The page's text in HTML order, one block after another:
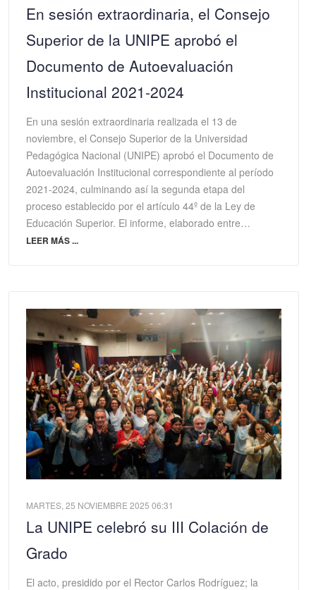
En sesión extraordinaria, el Consejo
Superior de la UNIPE aprobó el
Documento de Autoevaluación
Institucional 2021-2024
En una sesión extraordinaria realizada el 13 de
noviembre, el Consejo Superior de la Universidad
Pedagógica Nacional (UNIPE) aprobó el Documento de
Autoevaluación Institucional correspondiente al período
2021-2024, culminando así la segunda etapa del
proceso establecido por el artículo 44º de la Ley de
Educación Superior. El informe, elaborado entre…
LEER MÁS ...
MARTES, 25 NOVIEMBRE 2025 06:31
La UNIPE celebró su III Colación de
Grado
El acto, presidido por el Rector Carlos Rodríguez; la